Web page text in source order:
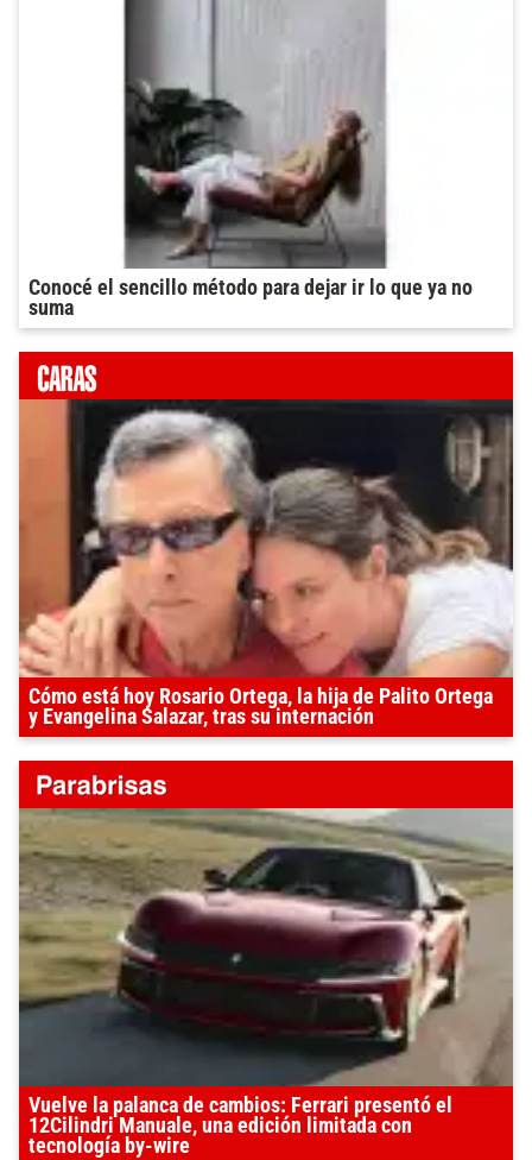
Conocé el sencillo método para dejar ir lo que ya no
suma
Cómo está hoy Rosario Ortega, la hija de Palito Ortega
y Evangelina Salazar, tras su internación
Vuelve la palanca de cambios: Ferrari presentó el
12Cilindri Manuale, una edición limitada con
tecnología by-wire